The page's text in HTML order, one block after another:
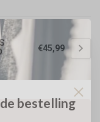
€45,99
bestelling